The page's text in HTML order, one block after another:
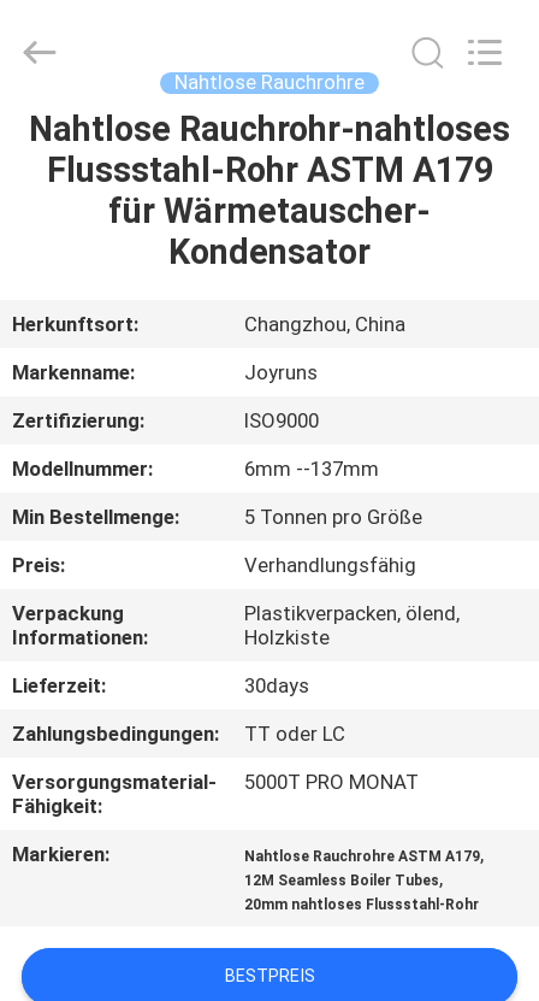
HAUS
PRODUKTE
US
AUSFLUG
QUALITÄTSKONTROLLE
TRETEN
SIE
MIT
UNS
VERBINDUNG
EIN
Tube
Reserved.
Nahtlose Rauchrohre
Nahtlose Rauchrohr-nahtloses
Flussstahl-Rohr ASTM A179
für Wärmetauscher-
Kondensator
Herkunftsort:
Changzhou, China
Markenname:
Joyruns
Zertifizierung:
ISO9000
Modellnummer:
6mm --137mm
Min Bestellmenge:
5 Tonnen pro Größe
Preis:
Verhandlungsfähig
Verpackung
Informationen:
Plastikverpacken, ölend,
Holzkiste
Lieferzeit:
30days
Zahlungsbedingungen:
TT oder LC
Versorgungsmaterial-
Fähigkeit:
5000T PRO MONAT
Markieren: Nahtlose Rauchrohre ASTM A179,
12M Seamless Boiler Tubes,
20mm nahtloses Flussstahl-Rohr
BESTPREIS